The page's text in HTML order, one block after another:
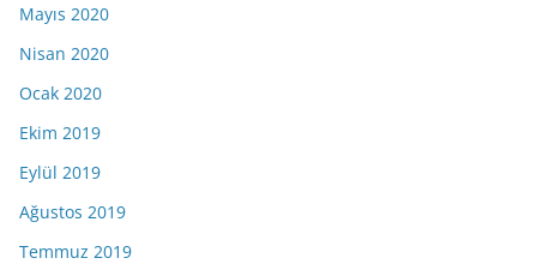
Mayıs 2020
Nisan 2020
Ocak 2020
Ekim 2019
Eylül 2019
Ağustos 2019
Temmuz 2019